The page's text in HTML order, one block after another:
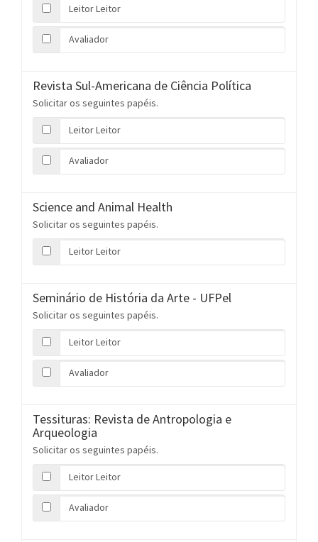
Leitor Leitor
Avaliador
Revista Sul-Americana de Ciência Política
Solicitar os seguintes papéis.
Leitor Leitor
Avaliador
Science and Animal Health
Solicitar os seguintes papéis.
Leitor Leitor
Seminário de História da Arte - UFPel
Solicitar os seguintes papéis.
Leitor Leitor
Avaliador
Tessituras: Revista de Antropologia e
Arqueologia
Solicitar os seguintes papéis.
Leitor Leitor
Avaliador